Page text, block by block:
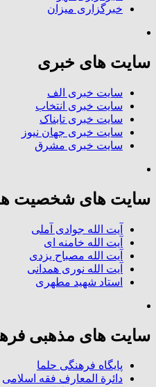
خبرگزاری میزان
سایت های خبری
سایت خبری الف
سایت خبری انتخاب
سایت خبری تابناک
سایت خبری جهان نیوز
سایت خبری مشرق
سایت های شخصیت
آیت الله جوادی آملی
آیت الله خامنه ای
آیت الله مصباح یزدی
آیت الله نوری همدانی
استاد شهید مطهری
سایت های مذهبی
پایگاه فرهنگی حلما
دائرة المعارف فقه اسلامی